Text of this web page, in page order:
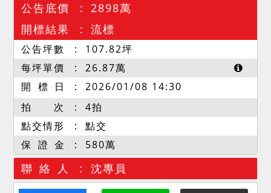
公告底價
2898萬
開標結果
流標
公告坪數 107.82坪
每坪單價
26.87萬
開 標 日
2026/01/08 14:30
拍 次
4拍
點交情形
點交
保 證 金
580萬
聯 絡 人 沈專員